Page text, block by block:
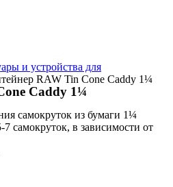
и устройства для
RAW Tin Cone Caddy 1¼
Caddy 1¼
самокруток из бумаги 1¼
самокруток, в зависимости от